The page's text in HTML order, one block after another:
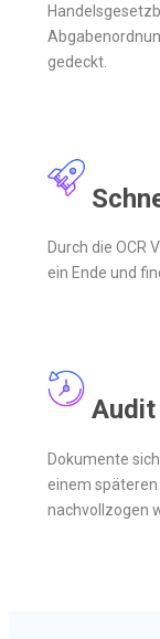
gedeckt.
Durch die OCR
ein Ende und
Dokumente
einem
nachvollzogen